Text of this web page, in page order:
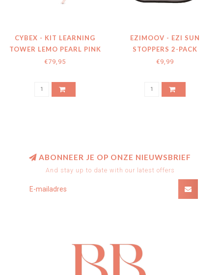
CYBEX - KIT LEARNING
TOWER LEMO PEARL PINK
€79,95
EZIMOOV - EZI SUN
STOPPERS 2-PACK
€9,99
ABONNEER JE OP ONZE NIEUWSBRIEF
And stay up to date with our latest offers